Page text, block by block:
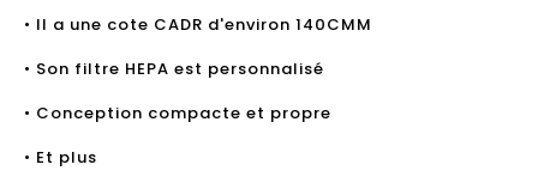
• Il a une cote CADR d'environ 140CMM
• Son filtre HEPA est personnalisé
• Conception compacte et propre
• Et plus